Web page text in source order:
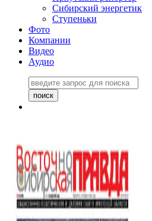
Сибирский энергетик
Ступеньки
Фото
Компании
Видео
Аудио